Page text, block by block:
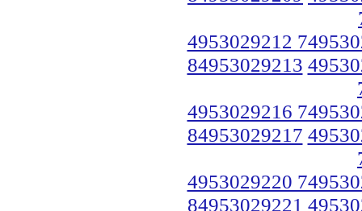
4953029212
84953029213
4953029216
84953029217
4953029220
84953029221